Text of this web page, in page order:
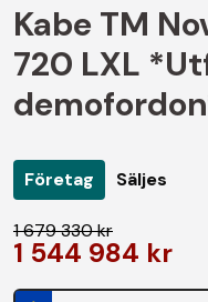
Kabe TM
720 LXL
Företag Säljes
1 679 330 kr
1 544 984 kr